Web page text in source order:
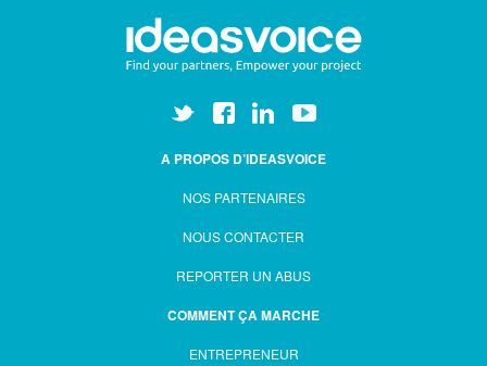
A PROPOS D’IDEASVOICE
NOS PARTENAIRES
NOUS CONTACTER
REPORTER UN ABUS
COMMENT ÇA MARCHE
ENTREPRENEUR